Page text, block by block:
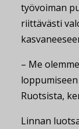
työvoiman
riittävästi
– Me
Ruotsista,
Linnan